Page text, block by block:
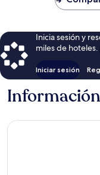
Inicia sesión y
miles de hoteles.
Iniciar sesión